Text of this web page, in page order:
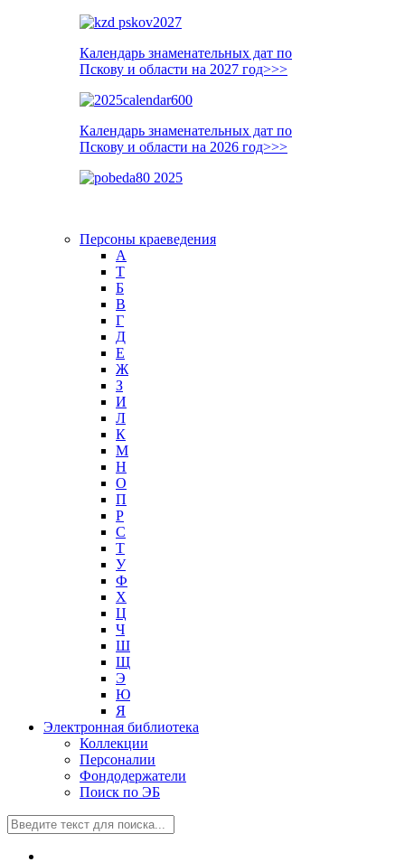
Календарь знаменательных дат по
Пскову и области на 2027 год>>>
Календарь знаменательных дат по
Пскову и области на 2026 год>>>
Персоны краеведения
А
T
Б
В
Г
Д
Е
Ж
З
И
Л
К
М
Н
О
П
Р
С
Т
У
Ф
Х
Ц
Ч
Ш
Щ
Э
Ю
Я
Электронная библиотека
Коллекции
Персоналии
Фондодержатели
Поиск по ЭБ